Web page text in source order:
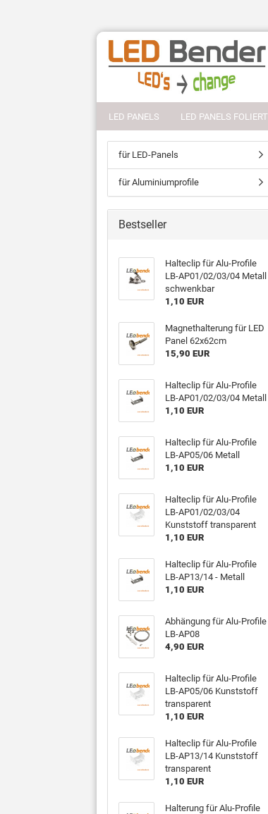
LED PANELS LED PANELS FOLIERT
für LED-Panels
für Aluminiumprofile
Bestseller
Halteclip für Alu-Profile
LB-AP01/02/03/04 Metall
schwenkbar
1,10 EUR
Magnethalterung für LED
Panel 62x62cm
15,90 EUR
Halteclip für Alu-Profile
LB-AP01/02/03/04 Metall
1,10 EUR
Halteclip für Alu-Profile
LB-AP05/06 Metall
1,10 EUR
Halteclip für Alu-Profile
LB-AP01/02/03/04
Kunststoff transparent
1,10 EUR
Halteclip für Alu-Profile
LB-AP13/14 - Metall
1,10 EUR
Abhängung für Alu-Profile
LB-AP08
4,90 EUR
Halteclip für Alu-Profile
LB-AP05/06 Kunststoff
transparent
1,10 EUR
Halteclip für Alu-Profile
LB-AP13/14 Kunststoff
transparent
1,10 EUR
Halterung für Alu-Profile